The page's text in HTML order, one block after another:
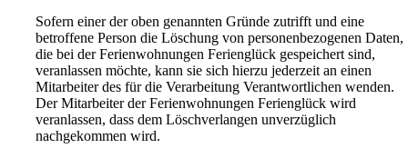
Sofern einer der oben genannten Gründe zutrifft und eine
betroffene Person die Löschung von personenbezogenen Daten,
die bei der Ferienwohnungen Ferienglück gespeichert sind,
veranlassen möchte, kann sie sich hierzu jederzeit an einen
Mitarbeiter des für die Verarbeitung Verantwortlichen wenden.
Der Mitarbeiter der Ferienwohnungen Ferienglück wird
veranlassen, dass dem Löschverlangen unverzüglich
nachgekommen wird.